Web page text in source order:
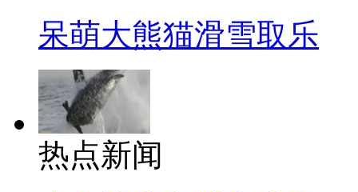
呆萌大熊猫滑雪取乐
热点新闻